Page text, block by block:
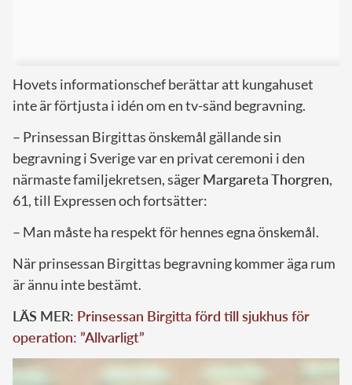
Hovets informationschef berättar att kungahuset
inte är förtjusta i idén om en tv-sänd begravning.
– Prinsessan Birgittas önskemål gällande sin
begravning i Sverige var en privat ceremoni i den
närmaste familjekretsen, sägerMargareta Thorgren,
61, till Expressen och fortsätter:
– Man måste ha respekt för hennes egna önskemål.
När prinsessan Birgittas begravning kommer äga rum
är ännu inte bestämt.
LÄS MER: Prinsessan Birgitta förd till sjukhus för
operation: ”Allvarligt”